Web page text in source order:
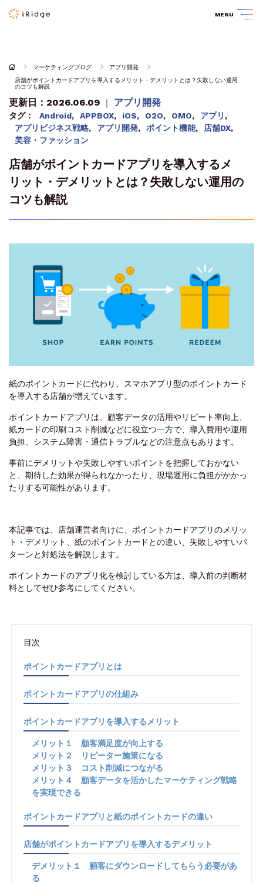
MENU
マーケティングブログ
アプリ開発
店舗がポイントカードアプリを導入するメリット・デメリットとは？失敗しない運用
のコツも解説
更新日：2026.06.09 ｜ アプリ開発
タグ： Android, APPBOX, iOS, O2O, OMO, アプリ ,
アプリビジネス戦略, アプリ開発, ポイント機能, 店舗DX,
美容・ファッション
店舗がポイントカードアプリを導入するメ
リット・デメリットとは？失敗しない運用の
コツも解説
紙のポイントカードに代わり、スマホアプリ型のポイントカード
を導入する店舗が増えています。
ポイントカードアプリは、顧客データの活用やリピート率向上、
紙カードの印刷コスト削減などに役立つ一方で、導入費用や運用
負担、システム障害・通信トラブルなどの注意点もあります。
事前にデメリットや失敗しやすいポイントを把握しておかない
と、期待した効果が得られなかったり、現場運用に負担がかかっ
たりする可能性があります。
本記事では、店舗運営者向けに、ポイントカードアプリのメリッ
ト・デメリット、紙のポイントカードとの違い、失敗しやすいパ
ターンと対処法を解説します。
ポイントカードのアプリ化を検討している方は、導入前の判断材
料としてぜひ参考にしてください。
目次
ポイントカードアプリとは
ポイントカードアプリの仕組み
ポイントカードアプリを導入するメリット
メリット１ 顧客満足度が向上する
メリット２ リピーター施策になる
メリット３ コスト削減につながる
メリット４ 顧客データを活かしたマーケティング戦略
を実現できる
ポイントカードアプリと紙のポイントカードの違い
店舗がポイントカードアプリを導入するデメリット
デメリット１ 顧客にダウンロードしてもらう必要があ
る